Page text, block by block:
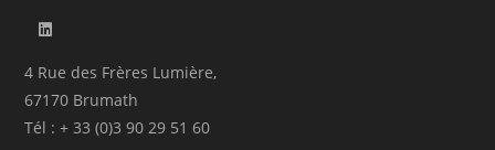
4 Rue des Frères Lumière,
67170 Brumath
Tél : + 33 (0)3 90 29 51 60